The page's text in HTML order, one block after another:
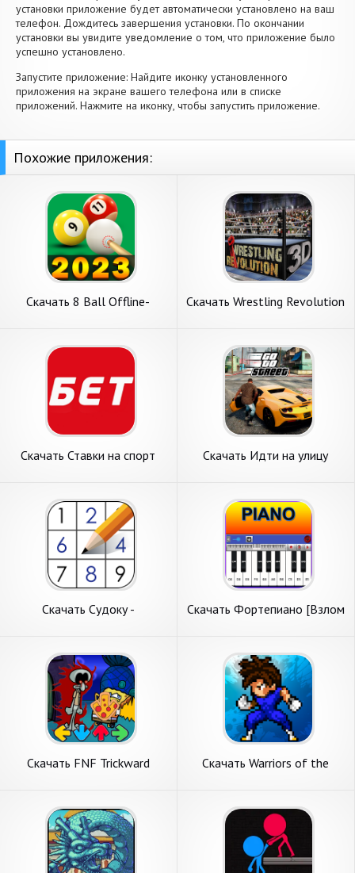
установки приложение будет автоматически установлено на ваш
телефон. Дождитесь завершения установки. По окончании
установки вы увидите уведомление о том, что приложение было
успешно установлено.
Запустите приложение: Найдите иконку установленного
приложения на экране вашего телефона или в списке
приложений. Нажмите на иконку, чтобы запустить приложение.
Похожие приложения:
Скачать 8 Ball Offline-
Андроид
Скачать Wrestling Revolution
Скачать Ставки на спорт
Скачать Идти на улицу
Скачать Судоку -
Андроид
Скачать Фортепиано [Взлом
Скачать FNF Trickward
Андроид
Скачать Warriors of the